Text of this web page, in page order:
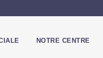
NOTRE CENTRE